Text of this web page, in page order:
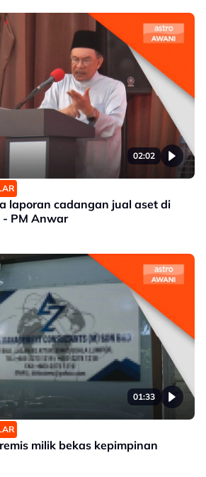
02:02
laporan cadangan jual aset di
PM Anwar
01:33
milik bekas kepimpinan